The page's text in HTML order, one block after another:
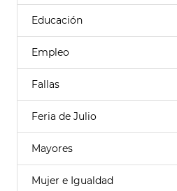
Educación
Empleo
Fallas
Feria de Julio
Mayores
Mujer e Igualdad